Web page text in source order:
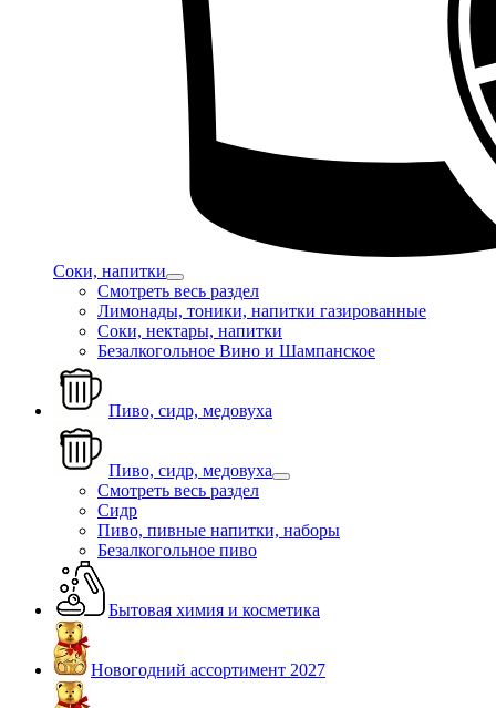
Соки, напитки
Смотреть весь раздел
Лимонады, тоники, напитки газированные
Соки, нектары, напитки
Безалкогольное Вино и Шампанское
Пиво, сидр, медовуха
Пиво, сидр, медовуха
Смотреть весь раздел
Сидр
Пиво, пивные напитки, наборы
Безалкогольное пиво
Бытовая химия и косметика
Новогодний ассортимент 2027